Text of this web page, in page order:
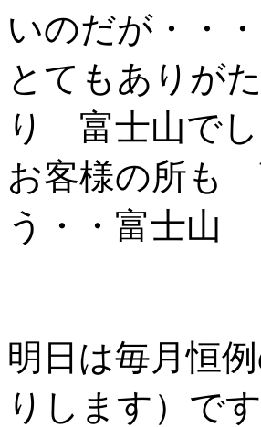
いのだが・・・
とてもありが
り 富士山でし
お客様の所も
う・・富士山
明日は毎月恒
りします）です